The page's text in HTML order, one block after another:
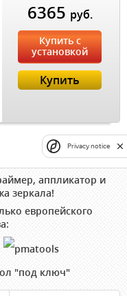
6365 руб.
Купить с
установкой
Купить
аппликатор и
зеркала!
европейского
"под ключ"
Privacy notice